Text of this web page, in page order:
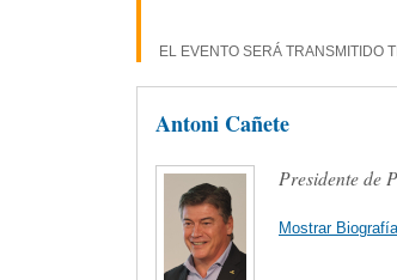
EL EVENTO SERÁ TRANSMITIDO
Antoni Cañete
Presidente de
Mostrar Biografía